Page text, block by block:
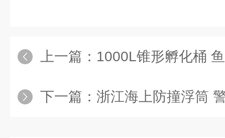
上一篇： 1000L锥形孵化桶
下一篇： 浙江海上防撞浮筒